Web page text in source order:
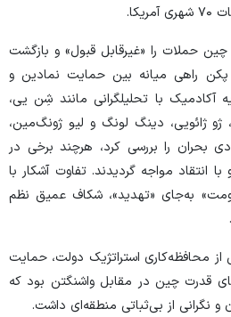
حملات را «غیرقابل قبول» و بازگشت
پکن راهی میانه بین حمایت نمادین و
با تحلیلگرانی مانند شِن یی،
ژو ژائویی، دینگ لونگ و لیو ژونگ‌مین،
بحران را بررسی کرد، هرچند برخی در
انتقاد مواجه گردیدند. تفاوت آشکار با
به‌جای «تهدید»، شکاف عمیق نظم
محافظه‌کاری استراتژیک دولت، حمایت
قدرت چین در مقابل واشنگتن بود که
و نگرانی از بی‌ثباتی منطقه‌ای داشت.